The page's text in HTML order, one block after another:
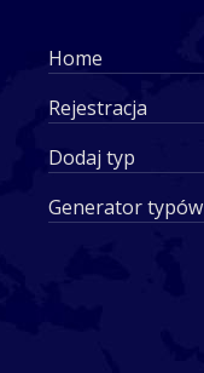
Home
Rejestracja
Dodaj typ
Generator typów